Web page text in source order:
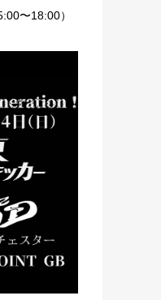
〜18:00）